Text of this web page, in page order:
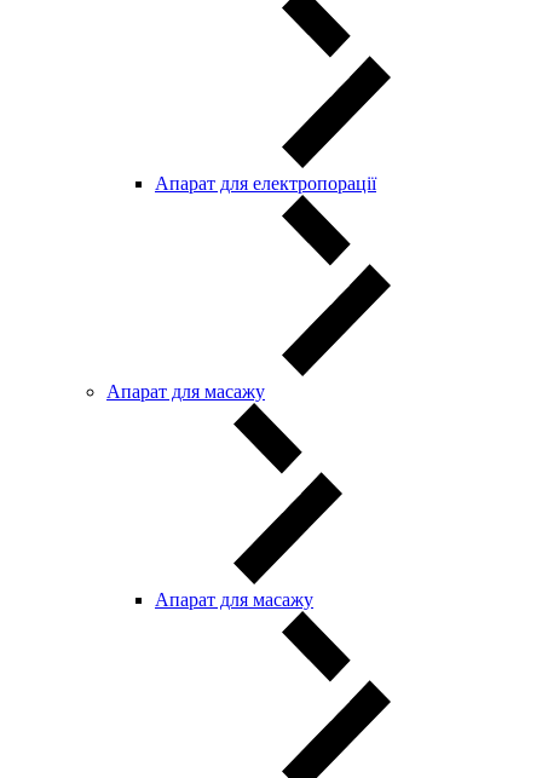
Апарат для електропорації
Апарат для масажу
Апарат для масажу